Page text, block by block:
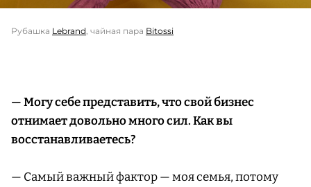
Рубашка Lebrand , чайная пара Bitossi
— Могу себе представить, что свой бизнес
отнимает довольно много сил. Как вы
восстанавливаетесь?
— Самый важный фактор — моя семья, потому